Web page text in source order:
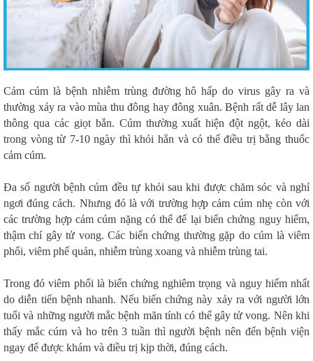
Cảm cúm là bệnh nhiễm trùng đường hô hấp do virus gây ra và
thường xảy ra vào mùa thu đông hay đông xuân. Bệnh rất dễ lây lan
thông qua các giọt bắn. Cúm thường xuất hiện đột ngột, kéo dài
trong vòng từ 7-10 ngày thì khỏi hẳn và có thể điều trị bằng thuốc
cảm cúm.
Đa số người bệnh cúm đều tự khỏi sau khi được chăm sóc và nghỉ
ngơi đúng cách. Nhưng đó là với trường hợp cảm cúm nhẹ còn với
các trường hợp cảm cúm nặng có thể để lại biến chứng nguy hiểm,
thậm chí gây tử vong. Các biến chứng thường gặp do cúm là viêm
phổi, viêm phế quản, nhiễm trùng xoang và nhiễm trùng tai.
Trong đó viêm phổi là biến chứng nghiêm trọng và nguy hiểm nhất
do diễn tiến bệnh nhanh. Nếu biến chứng này xảy ra với người lớn
tuổi và những người mắc bệnh mãn tính có thể gây tử vong. Nên khi
thấy mắc cúm và ho trên 3 tuần thì người bệnh nên đến bệnh viện
ngay để được khám và điều trị kịp thời, đúng cách.